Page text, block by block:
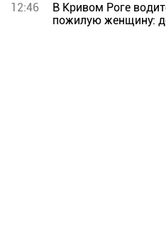
12:46
В Кривом Роге
пожилую женщину: